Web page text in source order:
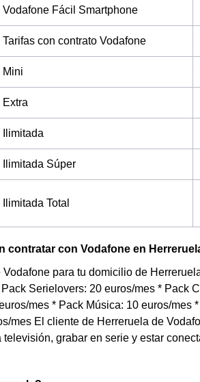
Vodafone Fácil Smartphone
Tarifas con contrato Vodafone
Mini
Extra
Ilimitada
Ilimitada Súper
Ilimitada Total
contratar con Vodafone en
para tu domicilio de
Serielovers: 20 euros/mes * Pack
mes * Pack Música: 10 euros/mes
mes El cliente de Herreruela de
grabar en serie y estar